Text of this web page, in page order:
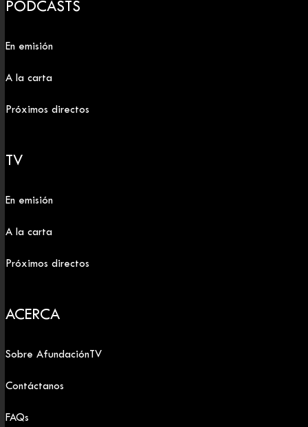
PODCASTS
En emisión
A la carta
Próximos directos
TV
En emisión
A la carta
Próximos directos
ACERCA
Sobre AfundaciónTV
Contáctanos
FAQs